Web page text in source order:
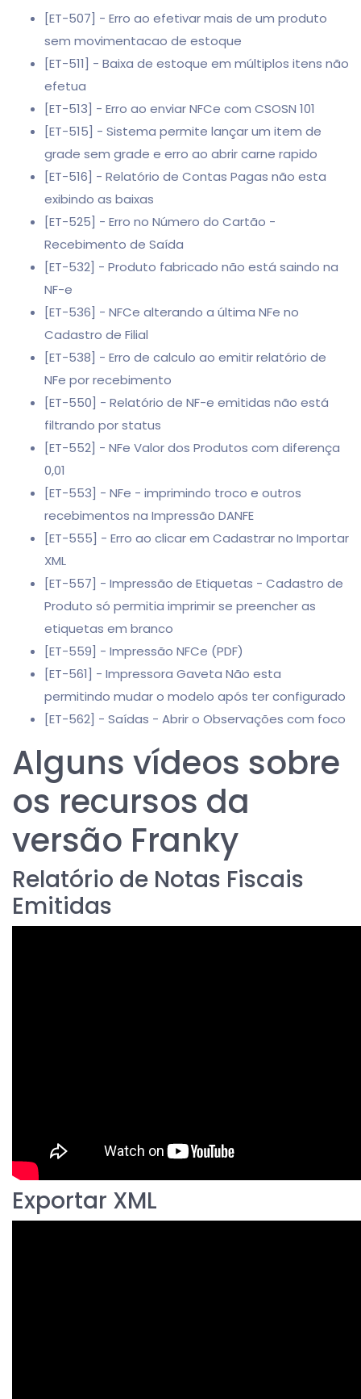
[ET-507] - Erro ao efetivar mais de um produto
sem movimentacao de estoque
[ET-511] - Baixa de estoque em múltiplos itens não
efetua
[ET-513] - Erro ao enviar NFCe com CSOSN 101
[ET-515] - Sistema permite lançar um item de
grade sem grade e erro ao abrir carne rapido
[ET-516] - Relatório de Contas Pagas não esta
exibindo as baixas
[ET-525] - Erro no Número do Cartão -
Recebimento de Saída
[ET-532] - Produto fabricado não está saindo na
NF-e
[ET-536] - NFCe alterando a última NFe no
Cadastro de Filial
[ET-538] - Erro de calculo ao emitir relatório de
NFe por recebimento
[ET-550] - Relatório de NF-e emitidas não está
filtrando por status
[ET-552] - NFe Valor dos Produtos com diferença
0,01
[ET-553] - NFe - imprimindo troco e outros
recebimentos na Impressão DANFE
[ET-555] - Erro ao clicar em Cadastrar no Importar
XML
[ET-557] - Impressão de Etiquetas - Cadastro de
Produto só permitia imprimir se preencher as
etiquetas em branco
[ET-559] - Impressão NFCe (PDF)
[ET-561] - Impressora Gaveta Não esta
permitindo mudar o modelo após ter configurado
[ET-562] - Saídas - Abrir o Observações com foco
Alguns vídeos sobre
os recursos da
versão Franky
Relatório de Notas Fiscais
Emitidas
Exportar XML